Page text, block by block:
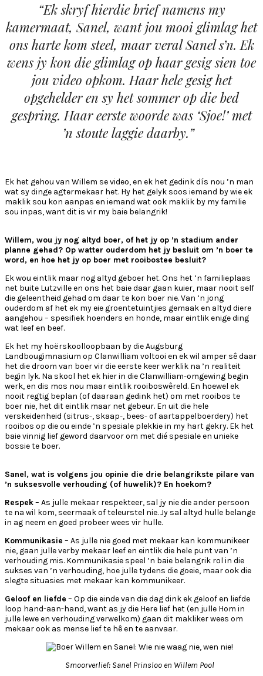
“Ek skryf hierdie brief namens my
kamermaat, Sanel, want jou mooi glimlag het
ons harte kom steel, maar veral Sanel s’n. Ek
wens jy kon die glimlag op haar gesig sien toe
jou video opkom. Haar hele gesig het
opgehelder en sy het sommer op die bed
gespring. Haar eerste woorde was ‘Sjoe!’ met
’n stoute laggie daarby.”
Ek het gehou van Willem se video, en ek het gedink dís nou ’n man
wat sy dinge agtermekaar het. Hy het gelyk soos iemand by wie ek
maklik sou kon aanpas en iemand wat ook maklik by my familie
sou inpas, want dit is vir my baie belangrik!
Willem, wou jy nog altyd boer, of het jy op ’n stadium ander
planne gehad? Op watter ouderdom het jy besluit om ’n boer te
word, en hoe het jy op boer met rooibostee besluit?
Ek wou eintlik maar nog altyd geboer het. Ons het ’n familieplaas
net buite Lutzville en ons het baie daar gaan kuier, maar nooit self
die geleentheid gehad om daar te kon boer nie. Van ’n jong
ouderdom af het ek my eie groentetuintjies gemaak en altyd diere
aangehou – spesifiek hoenders en honde, maar eintlik enige ding
wat leef en beef.
Ek het my hoërskoolloopbaan by die Augsburg
Landbougimnasium op Clanwilliam voltooi en ek wil amper sê daar
het die droom van boer vir die eerste keer werklik na ’n realiteit
begin lyk. Na skool het ek hier in die Clanwilliam-omgewing begin
werk, en dis mos nou maar eintlik rooiboswêreld. En hoewel ek
nooit regtig beplan (of daaraan gedink het) om met rooibos te
boer nie, het dit eintlik maar net gebeur. En uit die hele
verskeidenheid (sitrus-, skaap-, bees- of aartappelboerdery) het
rooibos op die ou einde ’n spesiale plekkie in my hart gekry. Ek het
baie vinnig lief geword daarvoor om met dié spesiale en unieke
bossie te boer.
Sanel, wat is volgens jou opinie die drie belangrikste pilare van
’n suksesvolle verhouding (of huwelik)? En hoekom?
Respek– As julle mekaar respekteer, sal jy nie die ander persoon
te na wil kom, seermaak of teleurstel nie. Jy sal altyd hulle belange
in ag neem en goed probeer wees vir hulle.
Kommunikasie – As julle nie goed met mekaar kan kommunikeer
nie, gaan julle verby mekaar leef en eintlik die hele punt van ’n
verhouding mis. Kommunikasie speel ’n baie belangrik rol in die
sukses van ’n verhouding, hoe julle tydens die goeie, maar ook die
slegte situasies met mekaar kan kommunikeer.
Geloof en liefde – Op die einde van die dag dink ek geloof en liefde
loop hand-aan-hand, want as jy die Here lief het (en julle Hom in
julle lewe en verhouding verwelkom) gaan dit makliker wees om
mekaar ook as mense lief te hê en te aanvaar.
Smoorverlief: Sanel Prinsloo en Willem Pool